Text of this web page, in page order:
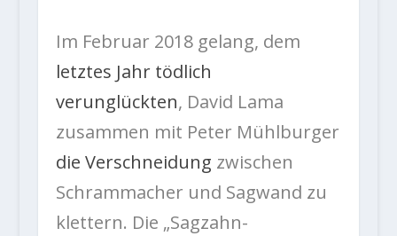
Im Februar 2018 gelang, dem
letztes Jahr tödlich
verunglückten, David Lama
zusammen mit Peter Mühlburger
die Verschneidung zwischen
Schrammacher und Sagwand zu
klettern. Die „Sagzahn-